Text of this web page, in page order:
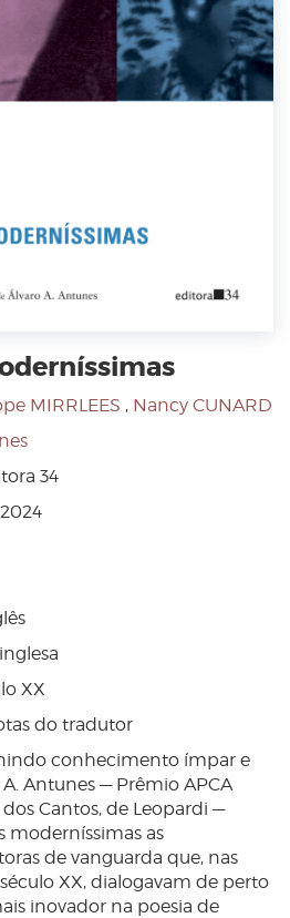
MIRRLEES , Nancy CUNARD
34
2024
inglesa
XX
do tradutor
conhecimento ímpar e
Antunes — Prêmio APCA
Cantos, de Leopardi —
moderníssimas as
de vanguarda que, nas
XX, dialogavam de perto
inovador na poesia de